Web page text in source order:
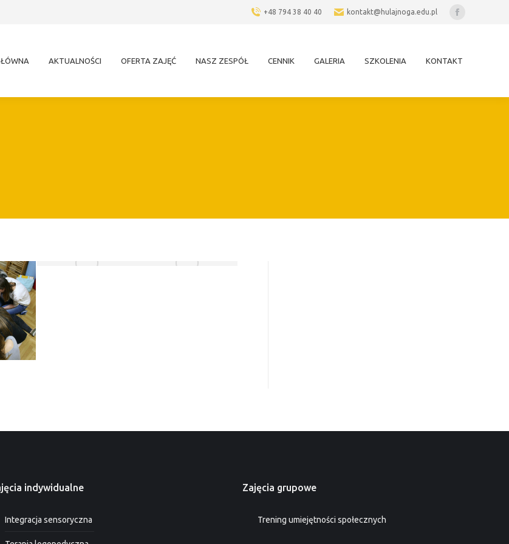
+48 794 38 40 40 kontakt@hulajnoga.edu.pl
Facebook
in
window
AKTUALNOŚCI OFERTA ZAJĘĆ NASZ ZESPÓŁ CENNIK GALERIA SZKOLENIA KONTAKT
indywidualne
Integracja sensoryczna
Zajęcia grupowe
Trening umiejętności społecznych